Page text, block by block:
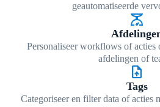
geautomatiseerde
scale
Personaliseer workflows of acties
afdelingen of
upload_file
Tags
Categoriseer en filter data of acties